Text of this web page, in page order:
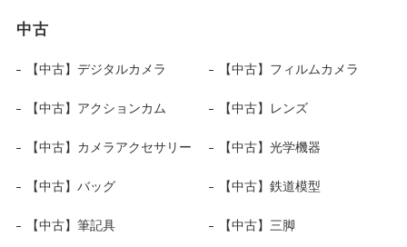
中古
【中古】デジタルカメラ 【中古】フィルムカメラ
【中古】アクションカム 【中古】レンズ
【中古】カメラアクセサリー 【中古】光学機器
【中古】バッグ 【中古】鉄道模型
【中古】筆記具 【中古】三脚